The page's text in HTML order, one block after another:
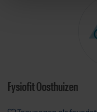
Fysiofit Oosthuizen